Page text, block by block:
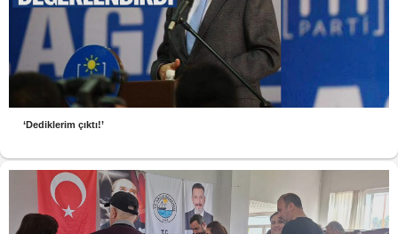
‘Dediklerim çıktı!’